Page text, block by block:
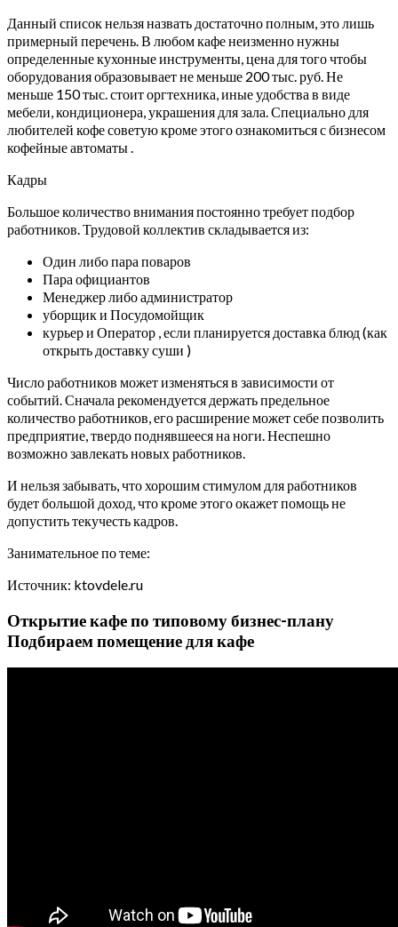
Данный список нельзя назвать достаточно полным, это лишь
примерный перечень. В любом кафе неизменно нужны
определенные кухонные инструменты, цена для того чтобы
оборудования образовывает не меньше 200 тыс. руб. Не
меньше 150 тыс. стоит оргтехника, иные удобства в виде
мебели, кондиционера, украшения для зала. Специально для
любителей кофе советую кроме этого ознакомиться с бизнесом
кофейные автоматы .
Кадры
Большое количество внимания постоянно требует подбор
работников. Трудовой коллектив складывается из:
Один либо пара поваров
Пара официантов
Менеджер либо администратор
уборщик и Посудомойщик
курьер и Оператор , если планируется доставка блюд (как
открыть доставку суши )
Число работников может изменяться в зависимости от
событий. Сначала рекомендуется держать предельное
количество работников, его расширение может себе позволить
предприятие, твердо поднявшееся на ноги. Неспешно
возможно завлекать новых работников.
И нельзя забывать, что хорошим стимулом для работников
будет большой доход, что кроме этого окажет помощь не
допустить текучесть кадров.
Занимательное по теме:
Источник: ktovdele.ru
Открытие кафе по типовому бизнес-плану
Подбираем помещение для кафе